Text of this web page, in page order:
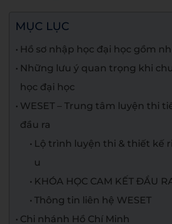
MỤC LỤC
Hồ sơ nhập học đại học gồm
Những lưu ý quan trọng khi
học đại học
WESET – Trung tâm luyện thi
đầu ra
Lộ trình luyện thi & thiết kế
u
KHÓA HỌC CAM KẾT ĐẦU
Thông tin liên hệ WESET
Chi nhánh Hồ Chí Minh